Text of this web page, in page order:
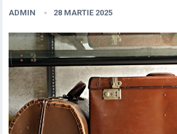
ADMIN 28 MARTIE 2025